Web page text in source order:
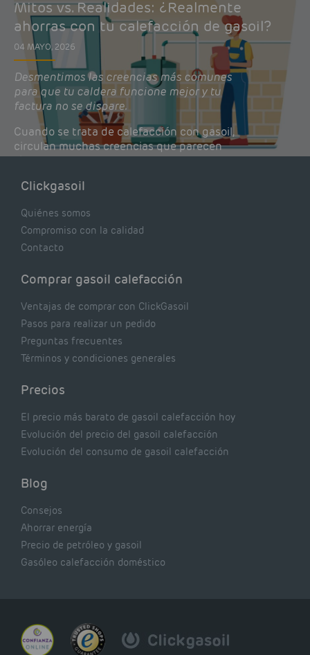
Mitos vs. Realidades: ¿Realmente
ahorras con tu calefacción de gasoil?
04 MAYO, 2026
Desmentimos las creencias más comunes
para que tu caldera funcione mejor y tu
factura no se dispare.
Cuando se trata de calefacción con gasoil,
circulan muchas creencias que parecen
lógicas pero que, en realidad, pueden estar
de tu caldera. Pocas se contrastan con lo que
Clickgasoil
Quiénes somos
Compromiso con la calidad
Contacto
Comprar gasoil calefacción
Ventajas de comprar con ClickGasoil
Pasos para realizar un pedido
Preguntas frecuentes
Términos y condiciones generales
Precios
El precio más barato de gasoil calefacción hoy
Evolución del precio del gasoil calefacción
Evolución del consumo de gasoil calefacción
Blog
Consejos
Ahorrar energía
Precio de petróleo y gasoil
Gasóleo calefacción doméstico